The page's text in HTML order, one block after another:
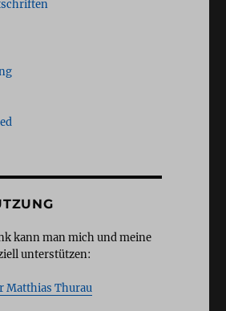
kann man mich und meine
unterstützen:
Matthias Thurau